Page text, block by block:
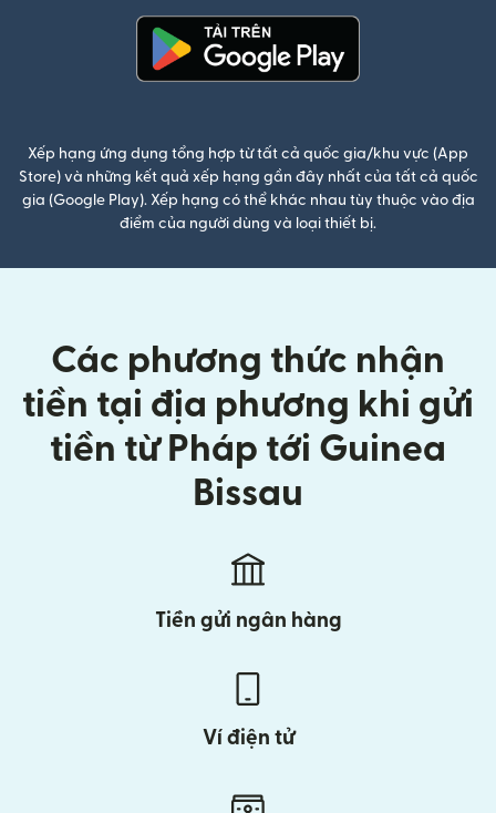
Xếp hạng ứng dụng tổng hợp từ tất cả quốc gia/khu vực (App
Store) và những kết quả xếp hạng gần đây nhất của tất cả quốc
gia (Google Play). Xếp hạng có thể khác nhau tùy thuộc vào địa
điểm của người dùng và loại thiết bị.
Các phương thức nhận
tiền tại địa phương khi gửi
tiền từ Pháp tới Guinea
Bissau
Tiền gửi ngân hàng
Ví điện tử